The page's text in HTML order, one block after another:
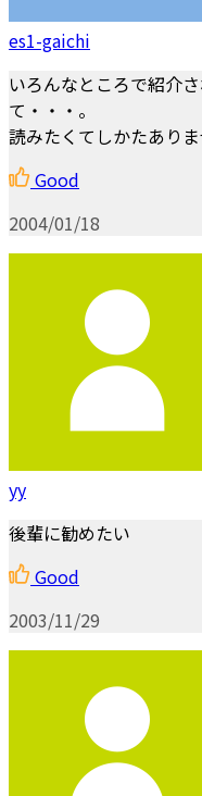
es1-gaichi
いろんなところで紹介
て・・・。
読みたくてしかたありま
Good
2004/01/18
yy
後輩に勧めたい
Good
2003/11/29